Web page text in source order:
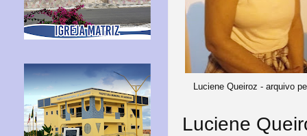
Luciene Queiroz - arquivo
Luciene